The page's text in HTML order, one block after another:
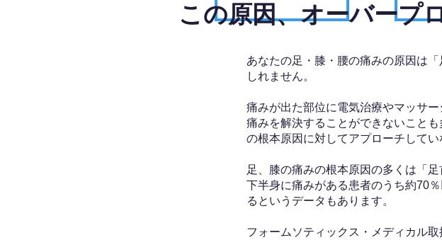
この原因、オーバープ
あなたの足・膝・腰の痛みの原因は
しれません。
痛みが出た部位に電気治療やマッサ
痛みを解決することができないこと
の根本原因に対してアプローチしてい
足、膝の痛みの根本原因の多くは「
下半身に痛みがある患者のうち約70
るというデータもあります。
フォームソティックス・メディカル